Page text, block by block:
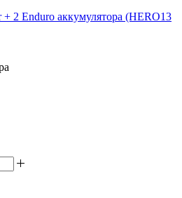
2 Enduro аккумулятора (HERO13